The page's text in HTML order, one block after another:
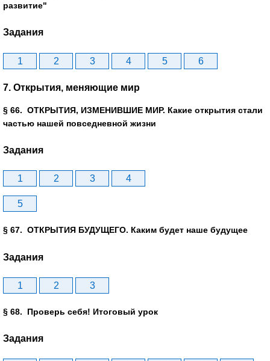
развитие"
Задания
1 2 3 4 5 6
7. Открытия, меняющие мир
§ 66. ОТКРЫТИЯ, ИЗМЕНИВШИЕ МИР. Какие открытия стали
частью нашей повседневной жизни
Задания
1 2 3 4
5
§ 67. ОТКРЫТИЯ БУДУЩЕГО. Каким будет наше будущее
Задания
1 2 3
§ 68. Проверь себя! Итоговый урок
Задания